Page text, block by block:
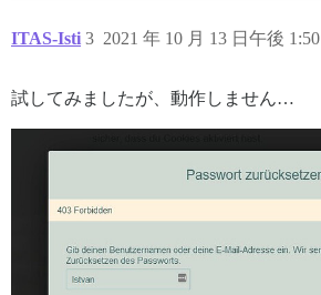
ITAS-Isti 2021 年 10 月 13 日午後 1:50
3
試してみましたが、動作しません…